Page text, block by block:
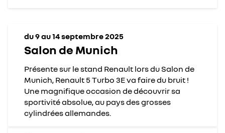
du 9 au 14 septembre 2025
Salon de Munich
Présente sur le stand Renault lors du Salon de
Munich, Renault 5 Turbo 3E va faire du bruit !
Une magnifique occasion de découvrir sa
sportivité absolue, au pays des grosses
cylindrées allemandes.